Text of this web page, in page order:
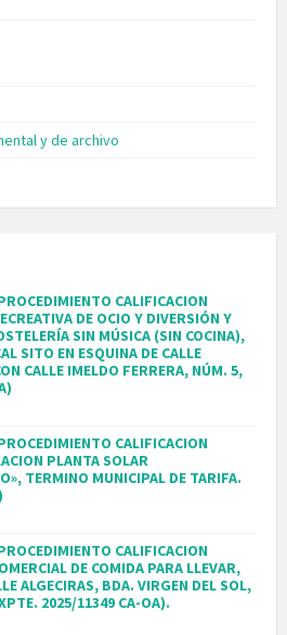
y de archivo
CALIFICACION
DE OCIO Y DIVERSIÓN Y
SIN MÚSICA (SIN COCINA),
SITO EN ESQUINA DE CALLE
CALLE IMELDO FERRERA, NÚM. 5,
CALIFICACION
PLANTA SOLAR
TERMINO MUNICIPAL DE TARIFA.
CALIFICACION
DE COMIDA PARA LLEVAR,
ALGECIRAS, BDA. VIRGEN DEL SOL,
2025/11349 CA-OA).